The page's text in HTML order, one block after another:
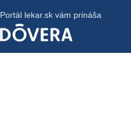
Portál lekar.sk vám prináša